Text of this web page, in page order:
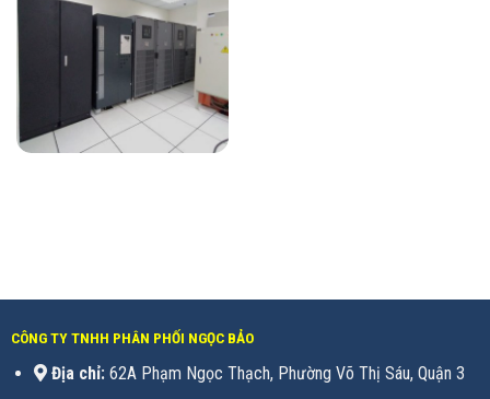
CÔNG TY TNHH PHÂN PHỐI NGỌC BẢO
Địa chỉ:62A Phạm Ngọc Thạch, Phường Võ Thị Sáu, Quận 3